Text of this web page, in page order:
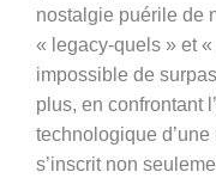
nostalgie puérile de
« legacy-quels » et
impossible de
plus, en confrontant
technologique
s’inscrit non